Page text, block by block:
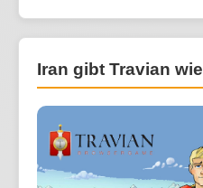
Iran gibt Travian